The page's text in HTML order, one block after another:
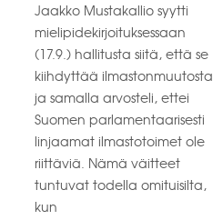
Jaakko Mustakallio syytti
mielipidekirjoituksessaan
(17.9.) hallitusta siitä, että se
kiihdyttää ilmastonmuutosta
ja samalla arvosteli, ettei
Suomen parlamentaarisesti
linjaamat ilmastotoimet ole
riittäviä. Nämä väitteet
tuntuvat todella omituisilta,
kun